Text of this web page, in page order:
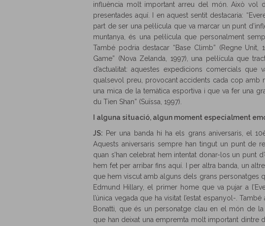
influència molt important arreu del món. Això vol
presentades aquí. I en aquest sentit destacaria:
part de ser una pel·lícula que va marcar un punt
muntanya, és una pel·lícula que personalment
També podria destacar “Base Climb” (Regne Unit,
Game” (Nova Zelanda, 1997), una pel·lícula que
d’actualitat: aquestes expedicions comercials
qualsevol preu, provocant accidents cada cop amb
una mica de la temàtica esportiva i que va fer una
du Tien Shan” (Suïssa, 1997).
I alguna situació, algun moment especialment
JS: Per una banda hi ha els grans aniversaris, el
Aquests aniversaris sempre han tingut un punt de
quan s’han celebrat hem intentat donar-los un punt
hem fet per arribar fins aquí. I per altra banda, un
que hem viscut amb alguns dels grans personatges
Edmund Hillary, el primer home que va pujar a
l’única vegada que ha visitat l’estat espanyol-.
Bonatti, que és un personatge clau en el món de
que han deixat una empremta molt important dintre